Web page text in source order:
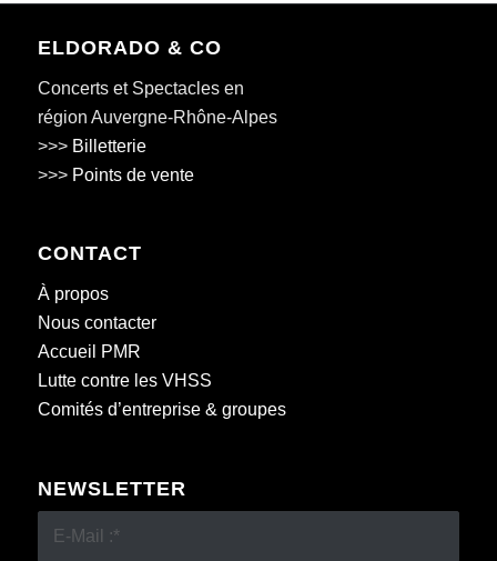
ELDORADO & CO
Concerts et Spectacles en
région Auvergne-Rhône-Alpes
>>> Billetterie
>>> Points de vente
CONTACT
À propos
Nous contacter
Accueil PMR
Lutte contre les VHSS
Comités d’entreprise & groupes
NEWSLETTER